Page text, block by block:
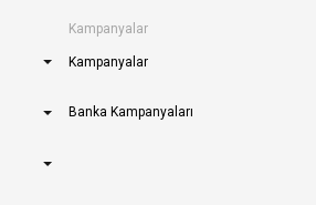
Kampanyalar
Kampanyalar
Banka Kampanyaları